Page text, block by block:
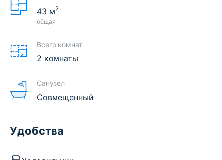
43 м2
общая
Всего комнат
2 комнаты
Санузел
Совмещенный
Удобства